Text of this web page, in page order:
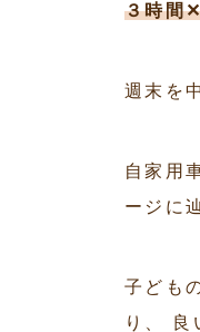
３時間
週末を
自家用
ージに
子ども
り、 良